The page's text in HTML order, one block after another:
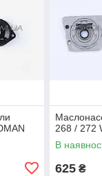
268 / 272
В
625 ₴